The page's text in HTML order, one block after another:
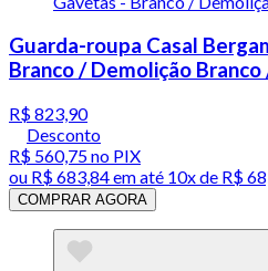
Guarda-roupa Casal
Branco / Demolição
R$ 823,90
Desconto
R$ 560,75no PIX
ou R$ 683,84em até 10x de R$
COMPRAR AGORA